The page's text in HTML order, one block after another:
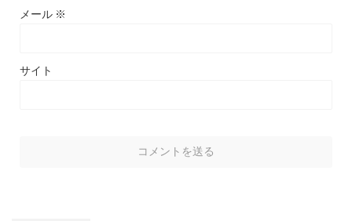
メール ※
サイト